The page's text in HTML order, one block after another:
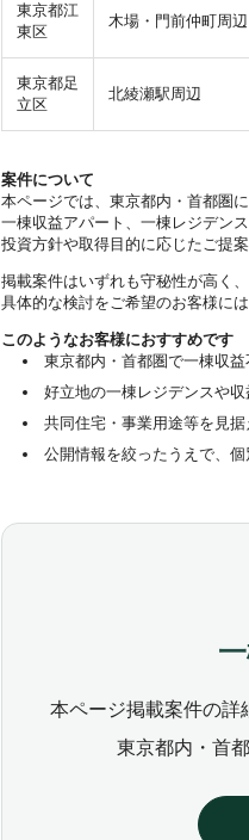
東京都江
東区
木場・門前仲町周辺
東京都足
立区
北綾瀬駅周辺
案件について
本ページでは、東京都内・首都圏
一棟収益アパート、一棟レジデン
投資方針や取得目的に応じたご提
掲載案件はいずれも守秘性が高く
具体的な検討をご希望のお客様に
このようなお客様におすすめです
東京都内・首都圏で一棟収
好立地の一棟レジデンスや
共同住宅・事業用途等を見
公開情報を絞ったうえで、
本ページ掲載案件の詳
東京都内・首